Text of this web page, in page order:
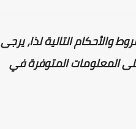
والأحكام التالية لذا، يرجى
المعلومات المتوفرة في